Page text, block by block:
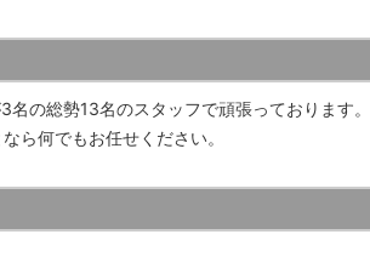
の総勢13名のスタッフで頑張っております
ら何でもお任せください。